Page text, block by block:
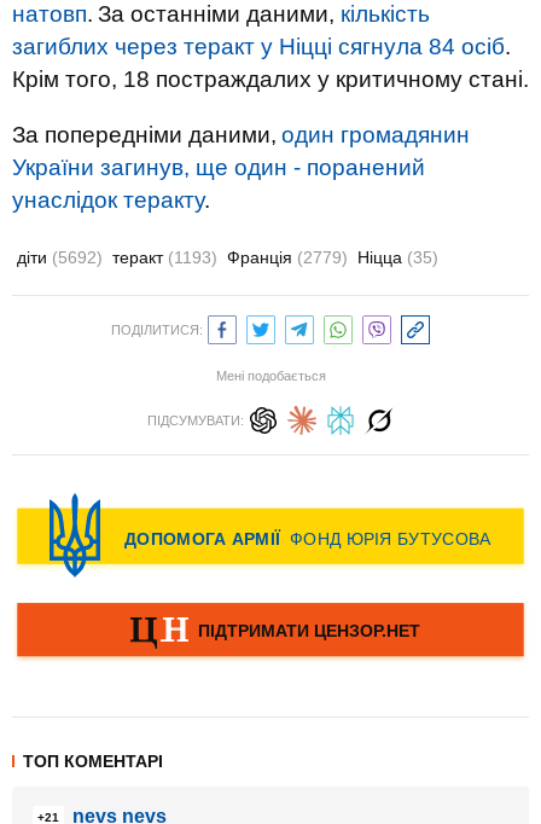
натовп. За останніми даними, кількість
загиблих через теракт у Ніцці сягнула 84 осіб.
Крім того, 18 постраждалих у критичному стані.
За попередніми даними, один громадянин
України загинув, ще один - поранений
унаслідок теракту.
діти (5692) теракт (1193) Франція (2779) Ніцца (35)
ПОДІЛИТИСЯ:
Мені подобається
ПІДСУМУВАТИ:
ТОП КОМЕНТАРІ
+21 nevs nevs